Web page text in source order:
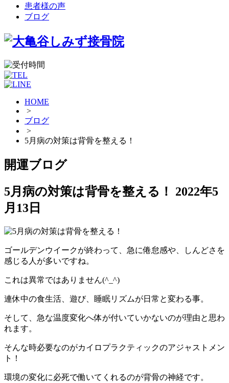
患者様の声
ブログ
HOME
>
ブログ
>
5月病の対策は背骨を整える！
開運ブログ
5月病の対策は背骨を整える！
2022年5
月13日
ゴールデンウイークが終わって、急に倦怠感や、しんどさを
感じる人が多いですね。
これは異常ではありません(^_^)
連休中の食生活、遊び、睡眠リズムが日常と変わる事。
そして、急な温度変化へ体が付いていかないのが理由と思わ
れます。
そんな時必要なのがカイロプラクティックのアジャストメン
ト！
環境の変化に必死で働いてくれるのが背骨の神経です。